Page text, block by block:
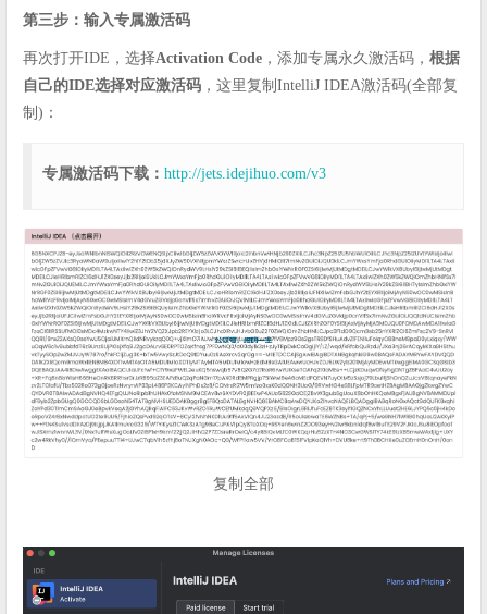
第三步：输入专属激活码
再次打开IDE，选择Activation Code ，添加专属永久激活码， 根据
自己的IDE选择对应激活码 ，这里复制IntelliJ IDEA激活码(全部复
制)：
专属激活码下载： http://jets.idejihuo.com/v3
复制全部